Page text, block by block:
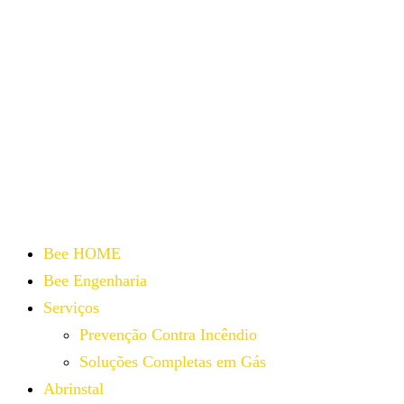
Bee HOME
Bee Engenharia
Serviços
Prevenção Contra Incêndio
Soluções Completas em Gás
Abrinstal